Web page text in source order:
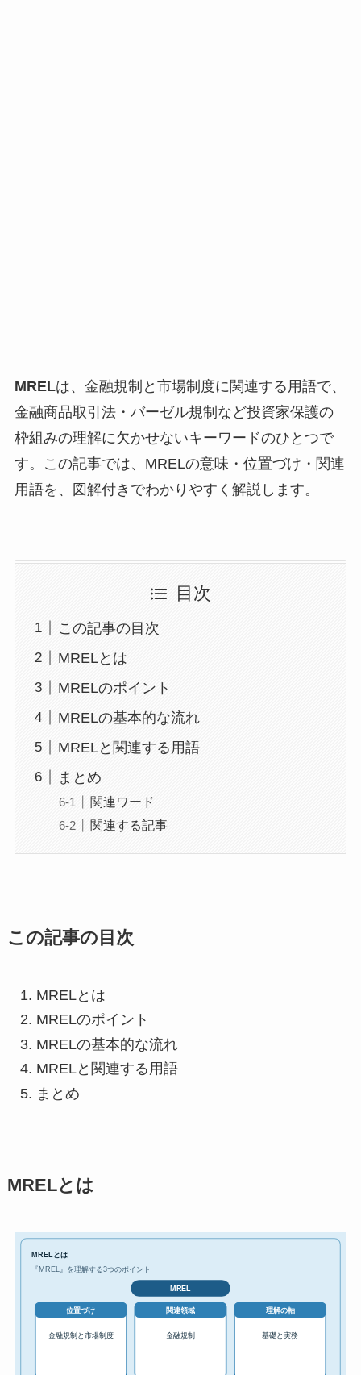
MRELは、金融規制と市場制度に関連する用語で、
金融商品取引法・バーゼル規制など投資家保護の
枠組みの理解に欠かせないキーワードのひとつで
す。この記事では、MRELの意味・位置づけ・関連
用語を、図解付きでわかりやすく解説します。
目次
この記事の目次
MRELとは
MRELのポイント
MRELの基本的な流れ
MRELと関連する用語
まとめ
関連ワード
関連する記事
この記事の目次
MRELとは
MRELのポイント
MRELの基本的な流れ
MRELと関連する用語
まとめ
MRELとは
MRELとは
『MREL』を理解する3つのポイント
MREL
位置づけ
金融規制と市場制度
関連領域
金融規制
理解の軸
基礎と実務